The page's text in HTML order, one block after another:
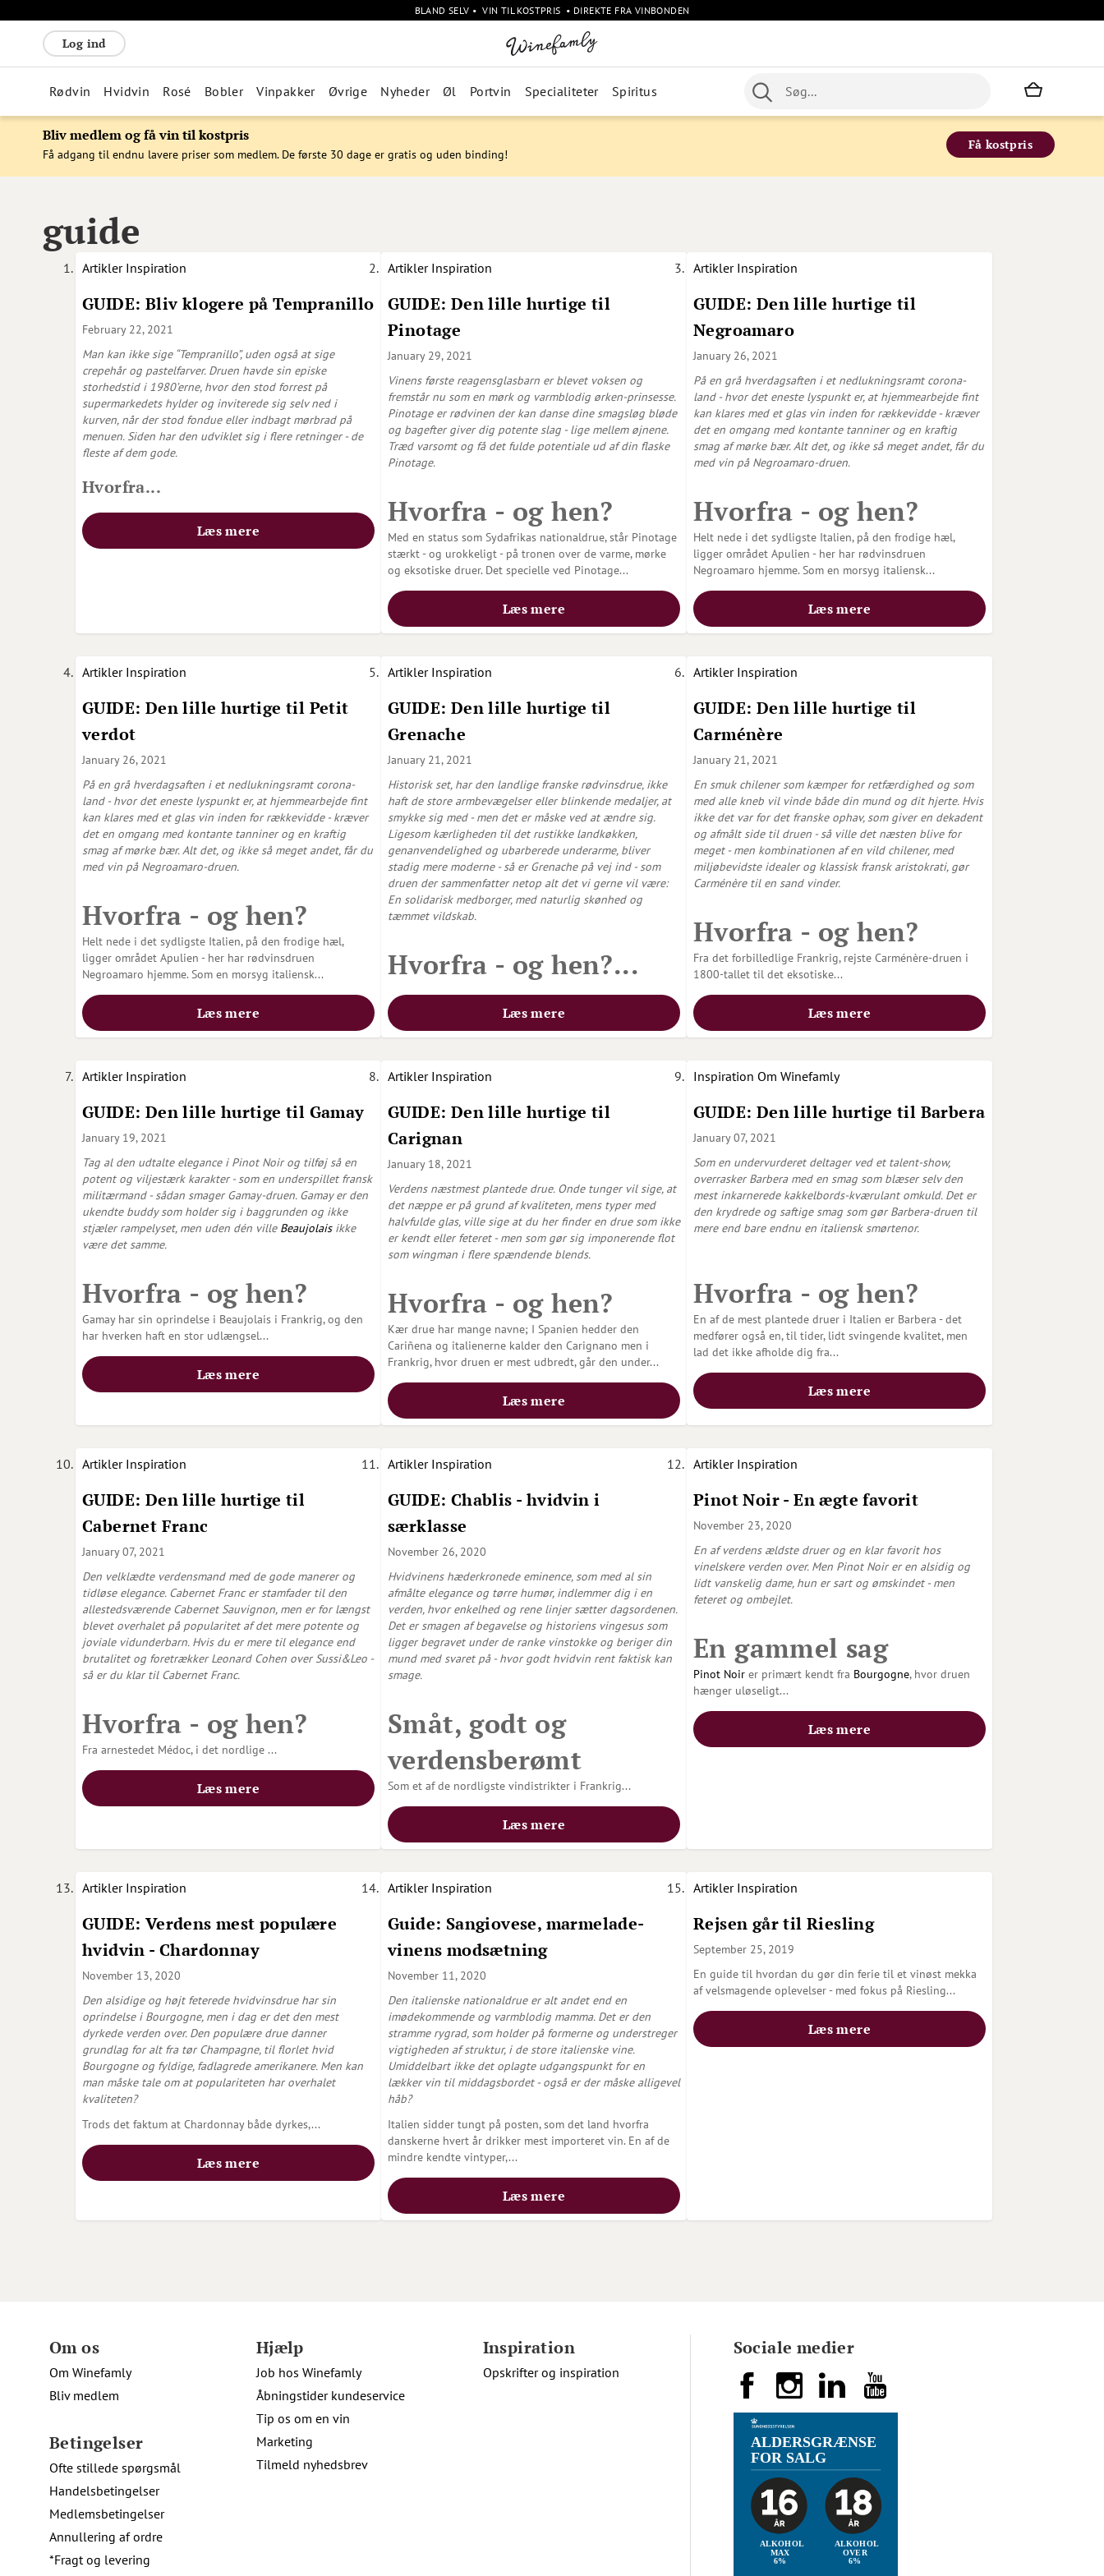
BLAND SELV • VIN TIL KOSTPRIS • DIREKTE FRA VINBONDEN
Log ind
Rødvin Hvidvin Rosé Bobler Vinpakker Øvrige Nyheder Øl Portvin Specialiteter Spiritus
Bliv medlem og få vin til kostpris
Få adgang til endnu lavere priser som medlem. De første 30 dage er gratis og uden binding!
Få kostpris
guide
Artikler Inspiration
GUIDE: Bliv klogere på Tempranillo
February 22, 2021
Man kan ikke sige “Tempranillo”, uden også at sige
crepehår og pastelfarver. Druen havde sin episke
storhedstid i 1980’erne, hvor den stod forrest på
supermarkedets hylder og inviterede sig selv ned i
kurven, når der stod fondue eller indbagt mørbrad på
menuen. Siden har den udviklet sig i flere retninger - de
fleste af dem gode.
Hvorfra...
Læs mere
Artikler Inspiration
GUIDE: Den lille hurtige til
Pinotage
January 29, 2021
Vinens første reagensglasbarn er blevet voksen og
fremstår nu som en mørk og varmblodig ørken-prinsesse.
Pinotage er rødvinen der kan danse dine smagsløg bløde
og bagefter giver dig potente slag - lige mellem øjnene.
Træd varsomt og få det fulde potentiale ud af din flaske
Pinotage.
Hvorfra - og hen?
Med en status som Sydafrikas nationaldrue, står Pinotage
stærkt - og urokkeligt - på tronen over de varme, mørke
og eksotiske druer. Det specielle ved Pinotage...
Læs mere
Artikler Inspiration
GUIDE: Den lille hurtige til
Negroamaro
January 26, 2021
På en grå hverdagsaften i et nedlukningsramt corona-
land - hvor det eneste lyspunkt er, at hjemmearbejde fint
kan klares med et glas vin inden for rækkevidde - kræver
det en omgang med kontante tanniner og en kraftig
smag af mørke bær. Alt det, og ikke så meget andet, får du
med vin på Negroamaro-druen.
Hvorfra - og hen?
Helt nede i det sydligste Italien, på den frodige hæl,
ligger området Apulien - her har rødvinsdruen
Negroamaro hjemme. Som en morsyg italiensk...
Læs mere
Artikler Inspiration
GUIDE: Den lille hurtige til Petit
verdot
January 26, 2021
På en grå hverdagsaften i et nedlukningsramt corona-
land - hvor det eneste lyspunkt er, at hjemmearbejde fint
kan klares med et glas vin inden for rækkevidde - kræver
det en omgang med kontante tanniner og en kraftig
smag af mørke bær. Alt det, og ikke så meget andet, får du
med vin på Negroamaro-druen.
Hvorfra - og hen?
Helt nede i det sydligste Italien, på den frodige hæl,
ligger området Apulien - her har rødvinsdruen
Negroamaro hjemme. Som en morsyg italiensk...
Læs mere
Artikler Inspiration
GUIDE: Den lille hurtige til
Grenache
January 21, 2021
Historisk set, har den landlige franske rødvinsdrue, ikke
haft de store armbevægelser eller blinkende medaljer, at
smykke sig med - men det er måske ved at ændre sig.
Ligesom kærligheden til det rustikke landkøkken,
genanvendelighed og ubarberede underarme, bliver
stadig mere moderne - så er Grenache på vej ind - som
druen der sammenfatter netop alt det vi gerne vil være:
En solidarisk medborger, med naturlig skønhed og
tæmmet vildskab.
Hvorfra - og hen?...
Læs mere
Artikler Inspiration
GUIDE: Den lille hurtige til
Carménère
January 21, 2021
En smuk chilener som kæmper for retfærdighed og som
med alle kneb vil vinde både din mund og dit hjerte. Hvis
ikke det var for det franske ophav, som giver en dekadent
og afmålt side til druen - så ville det næsten blive for
meget - men kombinationen af en vild chilener, med
miljøbevidste idealer og klassisk fransk aristokrati, gør
Carménère til en sand vinder.
Hvorfra - og hen?
Fra det forbilledlige Frankrig, rejste Carménère-druen i
1800-tallet til det eksotiske...
Læs mere
Artikler Inspiration
GUIDE: Den lille hurtige til Gamay
January 19, 2021
Tag al den udtalte elegance i Pinot Noir og tilføj så en
potent og viljestærk karakter - som en underspillet fransk
militærmand - sådan smager Gamay-druen. Gamay er den
ukendte buddy som holder sig i baggrunden og ikke
stjæler rampelyset, men uden dén ville Beaujolaisikke
være det samme.
Hvorfra - og hen?
Gamay har sin oprindelse i Beaujolais i Frankrig, og den
har hverken haft en stor udlængsel...
Læs mere
Artikler Inspiration
GUIDE: Den lille hurtige til
Carignan
January 18, 2021
Verdens næstmest plantede drue. Onde tunger vil sige, at
det næppe er på grund af kvaliteten, mens typer med
halvfulde glas, ville sige at du her finder en drue som ikke
er kendt eller feteret - men som gør sig imponerende flot
som wingman i flere spændende blends.
Hvorfra - og hen?
Kær drue har mange navne; I Spanien hedder den
Cariñena og italienerne kalder den Carignano men i
Frankrig, hvor druen er mest udbredt, går den under...
Læs mere
Inspiration Om Winefamly
GUIDE: Den lille hurtige til Barbera
January 07, 2021
Som en undervurderet deltager ved et talent-show,
overrasker Barbera med en smag som blæser selv den
mest inkarnerede kakkelbords-kværulant omkuld. Det er
den krydrede og saftige smag som gør Barbera-druen til
mere end bare endnu en italiensk smørtenor.
Hvorfra - og hen?
En af de mest plantede druer i Italien er Barbera - det
medfører også en, til tider, lidt svingende kvalitet, men
lad det ikke afholde dig fra...
Læs mere
Artikler Inspiration
GUIDE: Den lille hurtige til
Cabernet Franc
January 07, 2021
Den velklædte verdensmand med de gode manerer og
tidløse elegance. Cabernet Franc er stamfader til den
allestedsværende Cabernet Sauvignon, men er for længst
blevet overhalet på popularitet af det mere potente og
joviale vidunderbarn. Hvis du er mere til elegance end
brutalitet og foretrækker Leonard Cohen over Sussi&Leo -
så er du klar til Cabernet Franc.
Hvorfra - og hen?
Fra arnestedet Médoc, i det nordlige ...
Læs mere
Artikler Inspiration
GUIDE: Chablis - hvidvin i
særklasse
November 26, 2020
Hvidvinens hæderkronede eminence, som med al sin
afmålte elegance og tørre humør, indlemmer dig i en
verden, hvor enkelhed og rene linjer sætter dagsordenen.
Det er smagen af begavelse og historiens vingesus som
ligger begravet under de ranke vinstokke og beriger din
mund med svaret på - hvor godt hvidvin rent faktisk kan
smage.
Småt, godt og
verdensberømt
Som et af de nordligste vindistrikter i Frankrig...
Læs mere
Artikler Inspiration
Pinot Noir - En ægte favorit
November 23, 2020
En af verdens ældste druer og en klar favorit hos
vinelskere verden over. Men Pinot Noir er en alsidig og
lidt vanskelig dame, hun er sart og ømskindet - men
feteret og ombejlet.
En gammel sag
Pinot Noir er primært kendt fra Bourgogne, hvor druen
hænger uløseligt...
Læs mere
Artikler Inspiration
GUIDE: Verdens mest populære
hvidvin - Chardonnay
November 13, 2020
Den alsidige og højt feterede hvidvinsdrue har sin
oprindelse i Bourgogne, men i dag er det den mest
dyrkede verden over. Den populære drue danner
grundlag for alt fra tør Champagne, til florlet hvid
Bourgogne og fyldige, fadlagrede amerikanere. Men kan
man måske tale om at populariteten har overhalet
kvaliteten?
Trods det faktum at Chardonnay både dyrkes,...
Læs mere
Artikler Inspiration
Guide: Sangiovese, marmelade-
vinens modsætning
November 11, 2020
Den italienske nationaldrue er alt andet end en
imødekommende og varmblodig mamma. Det er den
stramme rygrad, som holder på formerne og understreger
vigtigheden af struktur, i de store italienske vine.
Umiddelbart ikke det oplagte udgangspunkt for en
lækker vin til middagsbordet - også er der måske alligevel
håb?
Italien sidder tungt på posten, som det land hvorfra
danskerne hvert år drikker mest importeret vin. En af de
mindre kendte vintyper,...
Læs mere
Artikler Inspiration
Rejsen går til Riesling
September 25, 2019
En guide til hvordan du gør din ferie til et vinøst mekka
af velsmagende oplevelser - med fokus på Riesling...
Læs mere
Om os
Om Winefamly
Bliv medlem
Betingelser
Ofte stillede spørgsmål
Handelsbetingelser
Medlemsbetingelser
Annullering af ordre
*Fragt og levering
Hjælp
Job hos Winefamly
Åbningstider kundeservice
Tip os om en vin
Marketing
Tilmeld nyhedsbrev
Inspiration
Opskrifter og inspiration
Sociale medier